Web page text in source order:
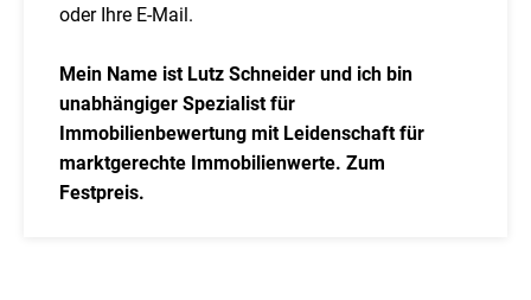
oder Ihre E-Mail.
Mein Name ist Lutz Schneider und ich bin
unabhängiger Spezialist für
Immobilienbewertung mit Leidenschaft für
marktgerechte Immobilienwerte. Zum
Festpreis.